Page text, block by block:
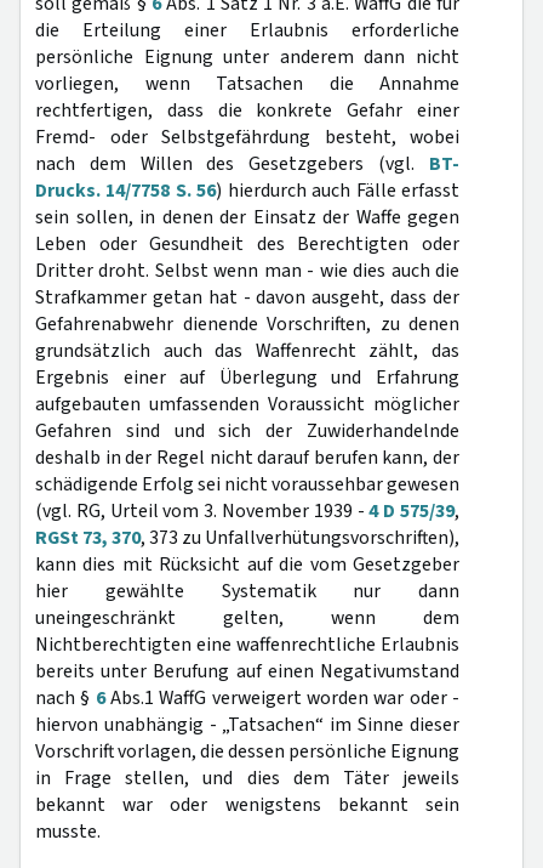
die Erteilung einer Erlaubnis erforderliche
persönliche Eignung unter anderem dann nicht
vorliegen, wenn Tatsachen die Annahme
rechtfertigen, dass die konkrete Gefahr einer
Fremd- oder Selbstgefährdung besteht, wobei
nach dem Willen des Gesetzgebers (vgl. BT-
Drucks. 14/7758 S. 56) hierdurch auch Fälle erfasst
sein sollen, in denen der Einsatz der Waffe gegen
Leben oder Gesundheit des Berechtigten oder
Dritter droht. Selbst wenn man - wie dies auch die
Strafkammer getan hat - davon ausgeht, dass der
Gefahrenabwehr dienende Vorschriften, zu denen
grundsätzlich auch das Waffenrecht zählt, das
Ergebnis einer auf Überlegung und Erfahrung
aufgebauten umfassenden Voraussicht möglicher
Gefahren sind und sich der Zuwiderhandelnde
deshalb in der Regel nicht darauf berufen kann, der
schädigende Erfolg sei nicht voraussehbar gewesen
(vgl. RG, Urteil vom 3. November 1939 -4 D 575/39,
RGSt 73, 370, 373 zu Unfallverhütungsvorschriften),
kann dies mit Rücksicht auf die vom Gesetzgeber
hier gewählte Systematik nur dann
uneingeschränkt gelten, wenn dem
Nichtberechtigten eine waffenrechtliche Erlaubnis
bereits unter Berufung auf einen Negativumstand
nach § 6Abs.1 WaffG verweigert worden war oder -
hiervon unabhängig - „Tatsachen“ im Sinne dieser
Vorschrift vorlagen, die dessen persönliche Eignung
in Frage stellen, und dies dem Täter jeweils
bekannt war oder wenigstens bekannt sein
musste.